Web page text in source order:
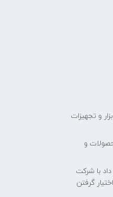
و تجهیزات
و
داد با شرکت
گرفتن